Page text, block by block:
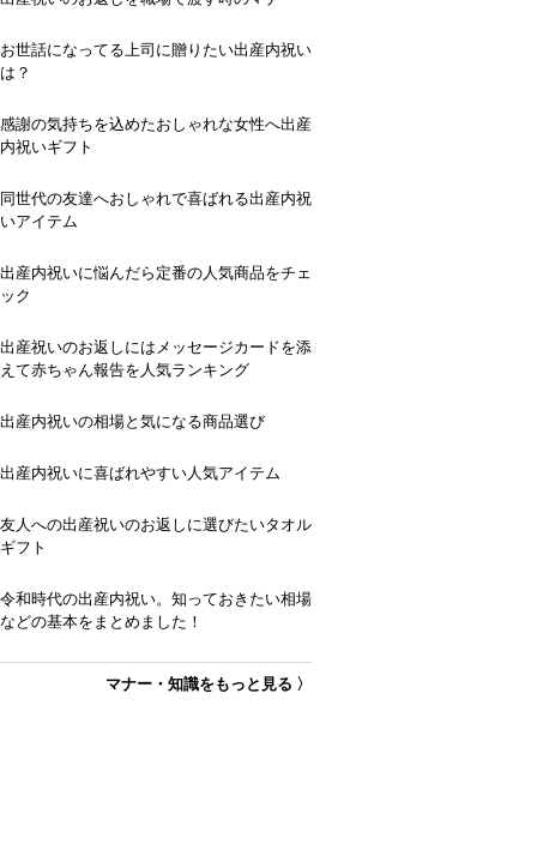
お世話になってる上司に贈りたい出産内祝い
は？
感謝の気持ちを込めたおしゃれな女性へ出産
内祝いギフト
同世代の友達へおしゃれで喜ばれる出産内祝
いアイテム
出産内祝いに悩んだら定番の人気商品をチェ
ック
出産祝いのお返しにはメッセージカードを添
えて赤ちゃん報告を人気ランキング
出産内祝いの相場と気になる商品選び
出産内祝いに喜ばれやすい人気アイテム
友人への出産祝いのお返しに選びたいタオル
ギフト
令和時代の出産内祝い。知っておきたい相場
などの基本をまとめました！
マナー・知識をもっと見る 〉